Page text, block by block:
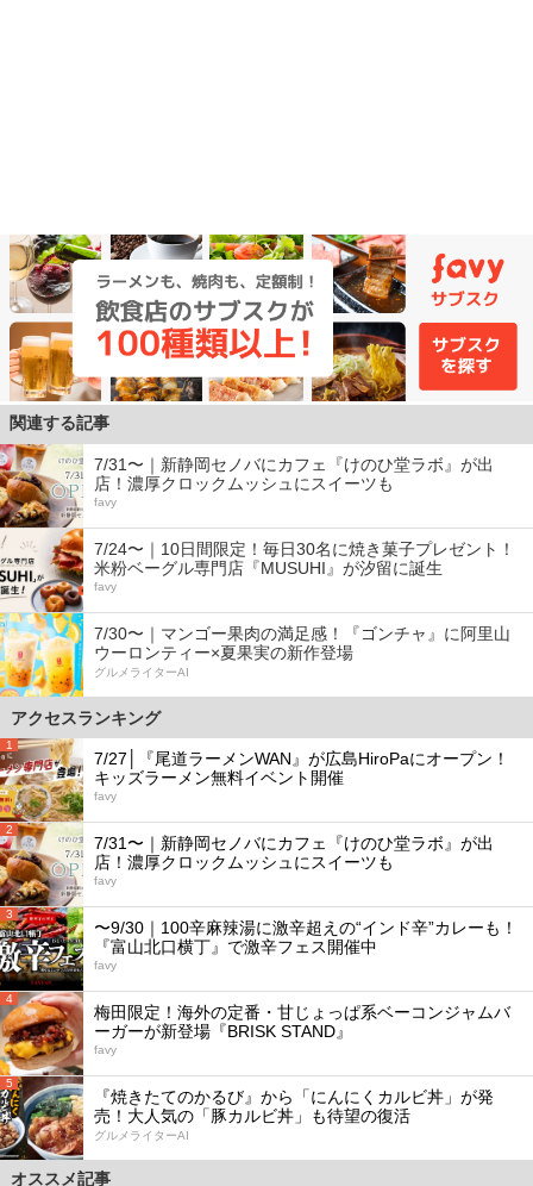
関連する記事
7/31〜｜新静岡セノバにカフェ『けのひ堂ラボ』が出
店！濃厚クロックムッシュにスイーツも
favy
7/24〜｜10日間限定！毎日30名に焼き菓子プレゼント！
米粉ベーグル専門店『MUSUHI』が汐留に誕生
favy
7/30〜｜マンゴー果肉の満足感！『ゴンチャ』に阿里山
ウーロンティー×夏果実の新作登場
グルメライターAI
アクセスランキング
1
7/27│『尾道ラーメンWAN』が広島HiroPaにオープン！
キッズラーメン無料イベント開催
favy
2
7/31〜｜新静岡セノバにカフェ『けのひ堂ラボ』が出
店！濃厚クロックムッシュにスイーツも
favy
3
〜9/30｜100辛麻辣湯に激辛超えの“インド辛”カレーも！
『富山北口横丁』で激辛フェス開催中
favy
4
梅田限定！海外の定番・甘じょっぱ系ベーコンジャムバ
ーガーが新登場『BRISK STAND』
favy
5
『焼きたてのかるび』から「にんにくカルビ丼」が発
売！大人気の「豚カルビ丼」も待望の復活
グルメライターAI
オススメ記事